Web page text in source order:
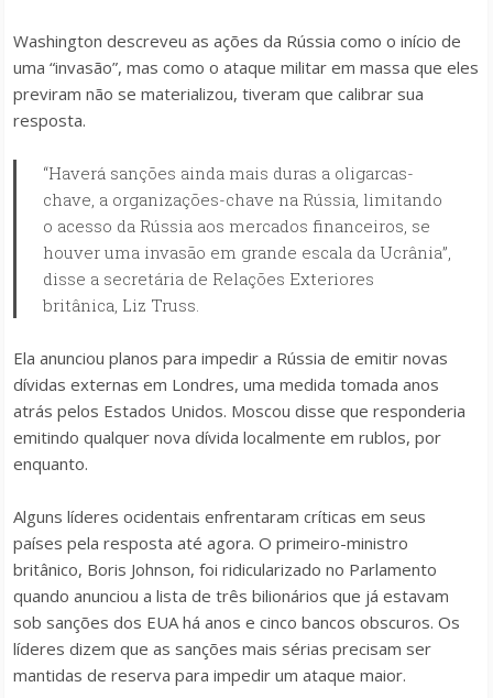
Washington descreveu as ações da Rússia como o início de
uma “invasão”, mas como o ataque militar em massa que eles
previram não se materializou, tiveram que calibrar sua
resposta.
“Haverá sanções ainda mais duras a oligarcas-
chave, a organizações-chave na Rússia, limitando
o acesso da Rússia aos mercados financeiros, se
houver uma invasão em grande escala da Ucrânia”,
disse a secretária de Relações Exteriores
britânica, Liz Truss.
Ela anunciou planos para impedir a Rússia de emitir novas
dívidas externas em Londres, uma medida tomada anos
atrás pelos Estados Unidos. Moscou disse que responderia
emitindo qualquer nova dívida localmente em rublos, por
enquanto.
Alguns líderes ocidentais enfrentaram críticas em seus
países pela resposta até agora. O primeiro-ministro
britânico, Boris Johnson, foi ridicularizado no Parlamento
quando anunciou a lista de três bilionários que já estavam
sob sanções dos EUA há anos e cinco bancos obscuros. Os
líderes dizem que as sanções mais sérias precisam ser
mantidas de reserva para impedir um ataque maior.